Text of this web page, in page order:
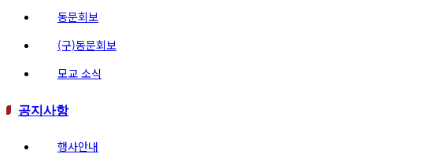
동문회보
(구)동문회보
모교 소식
공지사항
행사안내